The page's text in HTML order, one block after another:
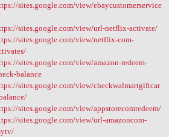
sites.google.com/view/ebaycustomerservice
sites.google.com/view/url-netflix-activate/
sites.google.com/view/netflix-com-
sites.google.com/view/amazon-redeem-
balance
sites.google.com/view/checkwalmartgiftcar
sites.google.com/view/appstorecomredeem/
sites.google.com/view/url-amazoncom-